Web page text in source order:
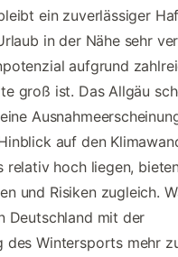
ein zuverlässiger
in der Nähe sehr
aufgrund
groß ist. Das Allgäu
auf den
relativ hoch liegen,
und Risiken zugleich.
Deutschland mit der
des Wintersports mehr